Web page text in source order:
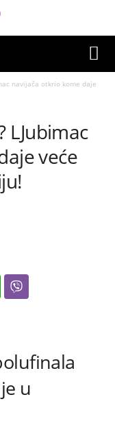
navijača otkrio kome daje
LJubimac
veće
u